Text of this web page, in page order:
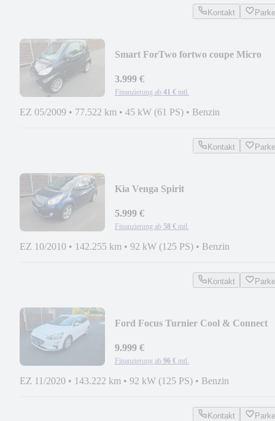
Kontakt
Smart ForTwo fortwo coupe Micro
3.999 €
Finanzierung ab 41 € mtl.
EZ 05/2009 • 77.522 km • 45 kW (61 PS) • Benzin
Kontakt
Kia Venga Spirit
5.999 €
Finanzierung ab 58 € mtl.
EZ 10/2010 • 142.255 km • 92 kW (125 PS) • Benzin
Kontakt
Ford Focus Turnier Cool & Connect
9.999 €
Finanzierung ab 96 € mtl.
EZ 11/2020 • 143.222 km • 92 kW (125 PS) • Benzin
Kontakt